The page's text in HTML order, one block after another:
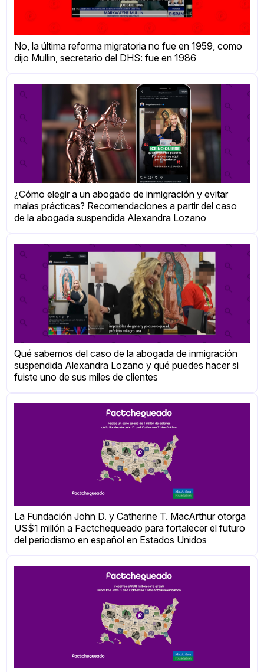
No, la última reforma migratoria no fue en 1959, como
dijo Mullin, secretario del DHS: fue en 1986
¿Cómo elegir a un abogado de inmigración y evitar
malas prácticas? Recomendaciones a partir del caso
de la abogada suspendida Alexandra Lozano
Qué sabemos del caso de la abogada de inmigración
suspendida Alexandra Lozano y qué puedes hacer si
fuiste uno de sus miles de clientes
La Fundación John D. y Catherine T. MacArthur otorga
US$1 millón a Factchequeado para fortalecer el futuro
del periodismo en español en Estados Unidos